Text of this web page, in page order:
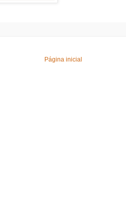
Página inicial